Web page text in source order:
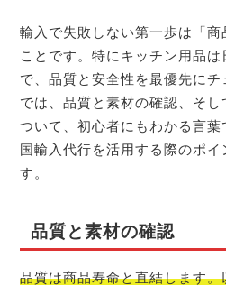
輸入で失敗しない第一歩は「商
ことです。特にキッチン用品
で、品質と安全性を最優先にチ
では、品質と素材の確認、そ
ついて、初心者にもわかる言
国輸入代行を活用する際のポイ
す。
品質と素材の確認
品質は商品寿命と直結します